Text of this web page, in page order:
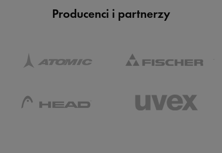
Producenci i partnerzy